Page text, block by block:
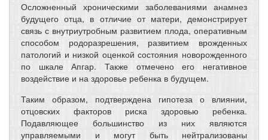
Осложненный хроническими заболеваниями анамнез
будущего отца, в отличие от матери, демонстрирует
связь с внутриутробным развитием плода, оперативным
способом родоразрешения, развитием врожденных
патологий и низкой оценкой состояния новорожденного
по шкале Апгар. Также отмечено его негативное
воздействие и на здоровье ребенка в будущем.
Таким образом, подтверждена гипотеза о влиянии,
отцовских факторов риска здоровью ребенка.
Подавляющее большинство из них являются
управляемыми и могут быть нейтрализованы